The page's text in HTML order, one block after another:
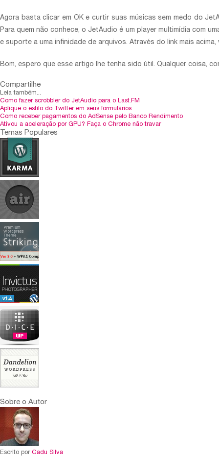
Agora basta clicar em OK e curtir suas músicas sem medo do
Para quem não conhece, o JetAudio é um player multimídia com
e suporte a uma infinidade de arquivos. Através do link mais
Bom, espero que esse artigo lhe tenha sido útil. Qualquer coisa,
Compartilhe
Leia também...
Como fazer scrobbler do JetAudio para o Last.FM
Aplique o estilo do Twitter em seus formulários
Como receber pagamentos do AdSense pelo Banco Rendimento
Ativou a aceleração por GPU? Faça o Chrome não travar
Temas Populares
Sobre o Autor
Escrito por Cadu Silva